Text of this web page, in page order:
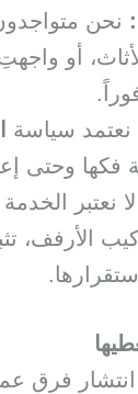
نحن
أو
نعتمد سياسة
وحتى
لا نعتبر
الأرفف،
فرق